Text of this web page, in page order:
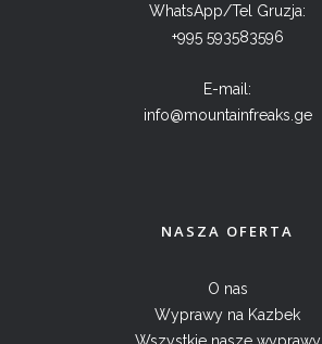
WhatsApp/Tel Gruzja:
+995 593583596
E-mail:
info@mountainfreaks.ge
NASZA OFERTA
O nas
Wyprawy na Kazbek